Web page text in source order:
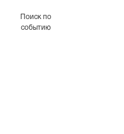
Поиск по
событию